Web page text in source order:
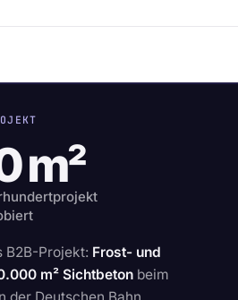
m²
B2B-Projekt: Frost- und
m² Sichtbeton beim
Deutschen Bahn.